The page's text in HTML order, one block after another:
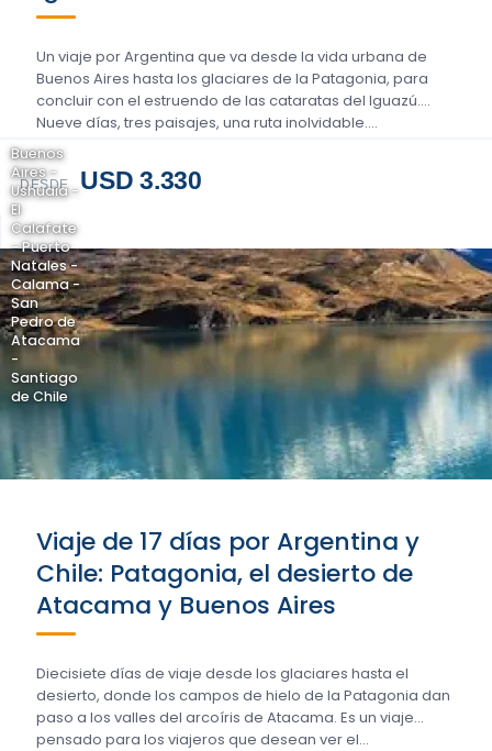
Un viaje por Argentina que va desde la vida urbana de
Buenos Aires hasta los glaciares de la Patagonia, para
concluir con el estruendo de las cataratas del Iguazú.
Nueve días, tres paisajes, una ruta inolvidable….
DESDE USD 3.330
Buenos
Aires -
Ushuaia -
El
Calafate
- Puerto
Natales -
Calama -
San
Pedro de
Atacama
-
Santiago
de Chile
Viaje de 17 días por Argentina y
Chile: Patagonia, el desierto de
Atacama y Buenos Aires
Diecisiete días de viaje desde los glaciares hasta el
desierto, donde los campos de hielo de la Patagonia dan
paso a los valles del arcoíris de Atacama. Es un viaje
pensado para los viajeros que desean ver el…